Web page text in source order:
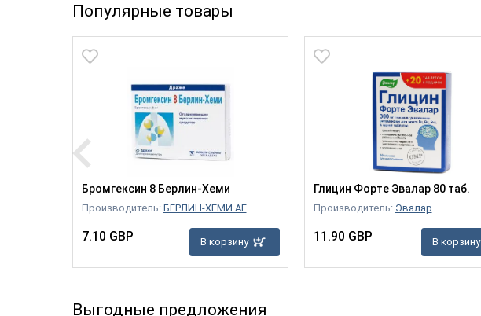
Популярные товары
Бромгексин 8 Берлин-Хеми
Производитель: БЕРЛИН-ХЕМИ АГ
7.10 GBP В корзину
Глицин Форте Эвалар 80 таб.
Производитель: Эвалар
11.90 GBP В корзину
Выгодные предложения